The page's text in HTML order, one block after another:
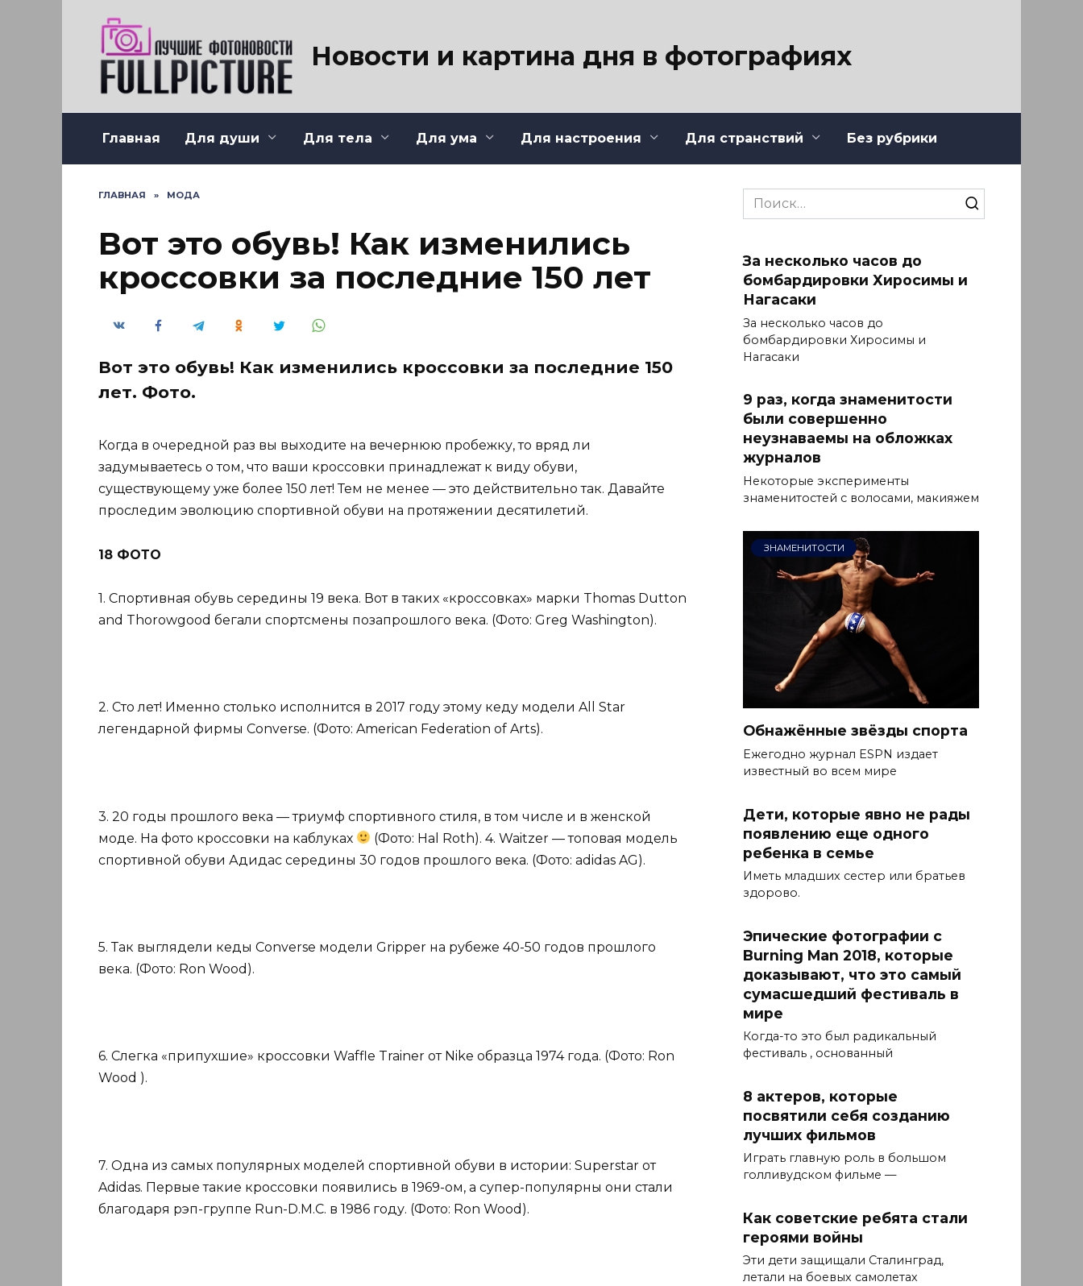
Новости и картина дня в фотографиях
Главная Для души Для тела Для ума Для настроения Для странствий Без рубрики
ГЛАВНАЯ » МОДА
Вот это обувь! Как изменились
кроссовки за последние 150 лет
Вот это обувь! Как изменились кроссовки за последние 150
лет. Фото.
Когда в очередной раз вы выходите на вечернюю пробежку, то вряд ли
задумываетесь о том, что ваши кроссовки принадлежат к виду обуви,
существующему уже более 150 лет! Тем не менее — это действительно так. Давайте
проследим эволюцию спортивной обуви на протяжении десятилетий.
18 ФОТО
1. Спортивная обувь середины 19 века. Вот в таких «кроссовках» марки Thomas Dutton
and Thorowgood бегали спортсмены позапрошлого века. (Фото: Greg Washington).
2. Сто лет! Именно столько исполнится в 2017 году этому кеду модели All Star
легендарной фирмы Converse. (Фото: American Federation of Arts).
3. 20 годы прошлого века — триумф спортивного стиля, в том числе и в женской
моде. На фото кроссовки на каблуках
(Фото: Hal Roth). 4. Waitzer — топовая модель
спортивной обуви Адидас середины 30 годов прошлого века. (Фото: adidas AG).
5. Так выглядели кеды Converse модели Gripper на рубеже 40-50 годов прошлого
века. (Фото: Ron Wood).
6. Слегка «припухшие» кроссовки Waffle Trainer от Nike образца 1974 года. (Фото: Ron
Wood ).
7. Одна из самых популярных моделей спортивной обуви в истории: Superstar от
Adidas. Первые такие кроссовки появились в 1969-ом, а супер-популярны они стали
благодаря рэп-группе Run-D.M.C. в 1986 году. (Фото: Ron Wood).
Search
for:
За несколько часов до
бомбардировки Хиросимы и
Нагасаки
За несколько часов до
бомбардировки Хиросимы и
Нагасаки
9 раз, когда знаменитости
были совершенно
неузнаваемы на обложках
журналов
Некоторые эксперименты
знаменитостей с волосами, макияжем
ЗНАМЕНИТОСТИ
Обнажённые звёзды спорта
Ежегодно журнал ESPN издает
известный во всем мире
Дети, которые явно не рады
появлению еще одного
ребенка в семье
Иметь младших сестер или братьев
здорово.
Эпические фотографии с
Burning Man 2018, которые
доказывают, что это самый
сумасшедший фестиваль в
мире
Когда-то это был радикальный
фестиваль , основанный
8 актеров, которые
посвятили себя созданию
лучших фильмов
Играть главную роль в большом
голливудском фильме —
Как советские ребята стали
героями войны
Эти дети защищали Сталинград,
летали на боевых самолетах